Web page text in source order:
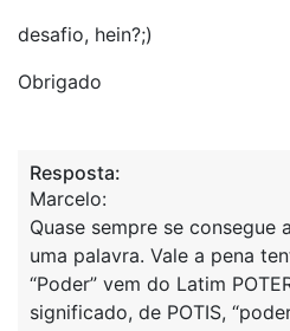
desafio, hein?;)
Obrigado
Resposta:
Marcelo:
Quase sempre se consegue
uma palavra. Vale a pena
“Poder” vem do Latim
significado, de POTIS,